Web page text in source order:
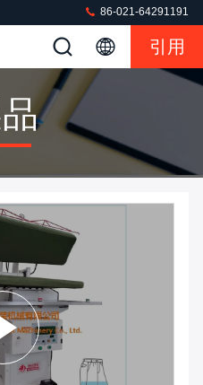
86-021-64291191
引用